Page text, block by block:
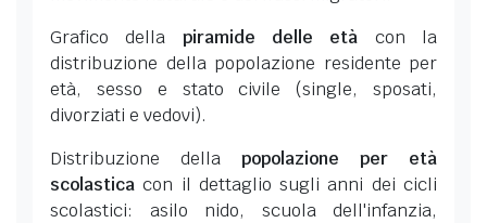
Grafico della piramide delle età con la
distribuzione della popolazione residente per
età, sesso e stato civile (single, sposati,
divorziati e vedovi).
Distribuzione della popolazione per età
scolastica con il dettaglio sugli anni dei cicli
scolastici: asilo nido, scuola dell'infanzia,